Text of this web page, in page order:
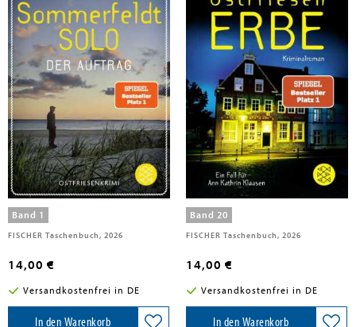
Wolf, Klaus-Peter
Sommerfeldt Solo - Der Auftrag
Band 1
FISCHER Taschenbuch, 2026
14,00 €
Versandkostenfrei in DE
In den Warenkorb
Wolf, Klaus-Peter
Ostfriesenerbe
Band 20
FISCHER Taschenbuch, 2026
14,00 €
Versandkostenfrei in DE
In den Warenkorb